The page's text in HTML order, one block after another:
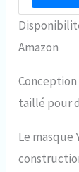
beauté
équipé
d'eau, ce
brouillard
Amazon
taillé pour
Le masque